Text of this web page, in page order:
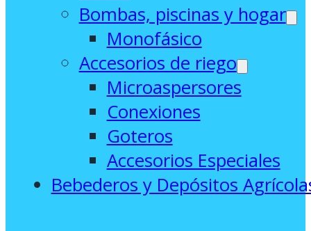
Bombas, piscinas y hogar
Monofásico
Accesorios de riego
Microaspersores
Conexiones
Goteros
Accesorios Especiales
Bebederos y Depósitos